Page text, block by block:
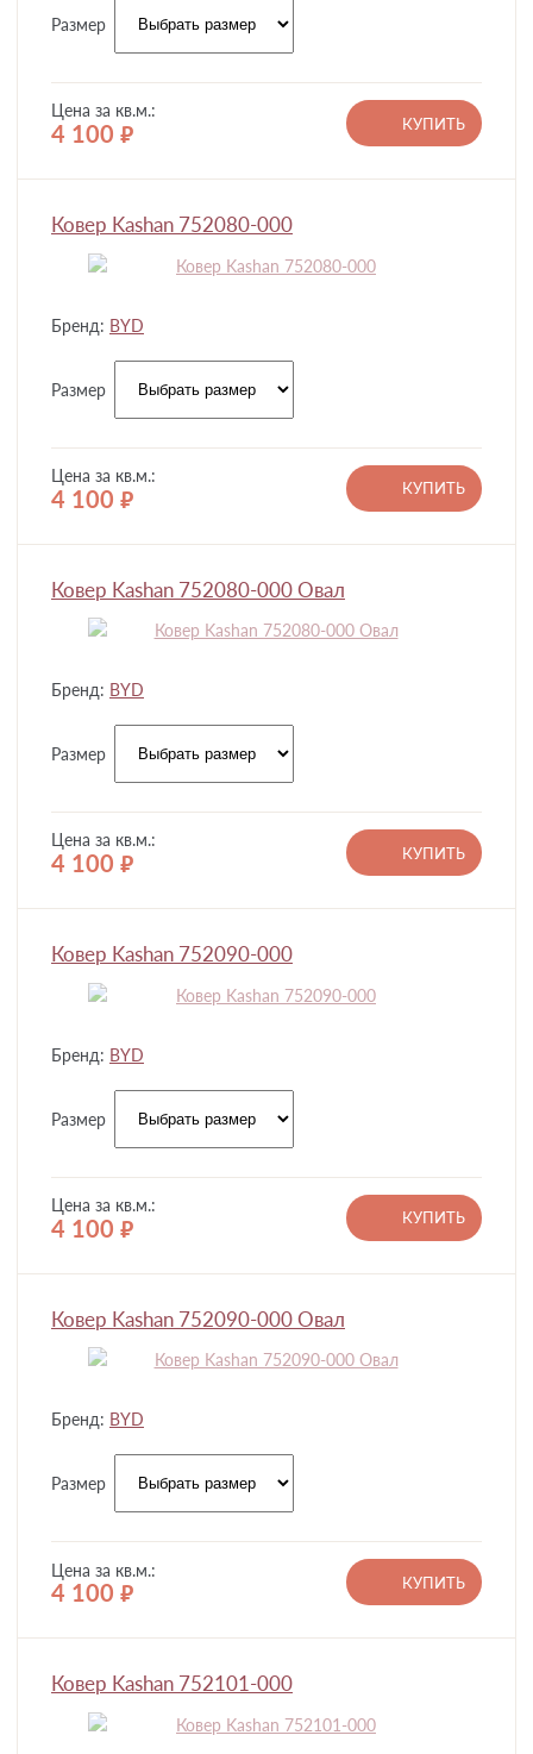
Размер
Цена за кв.м.:
4 100 руб.
КУПИТЬ
Ковер Kashan 752080-000
Бренд: BYD
Размер
Цена за кв.м.:
4 100 руб.
КУПИТЬ
Ковер Kashan 752080-000 Овал
Бренд: BYD
Размер
Цена за кв.м.:
4 100 руб.
КУПИТЬ
Ковер Kashan 752090-000
Бренд: BYD
Размер
Цена за кв.м.:
4 100 руб.
КУПИТЬ
Ковер Kashan 752090-000 Овал
Бренд: BYD
Размер
Цена за кв.м.:
4 100 руб.
КУПИТЬ
Ковер Kashan 752101-000